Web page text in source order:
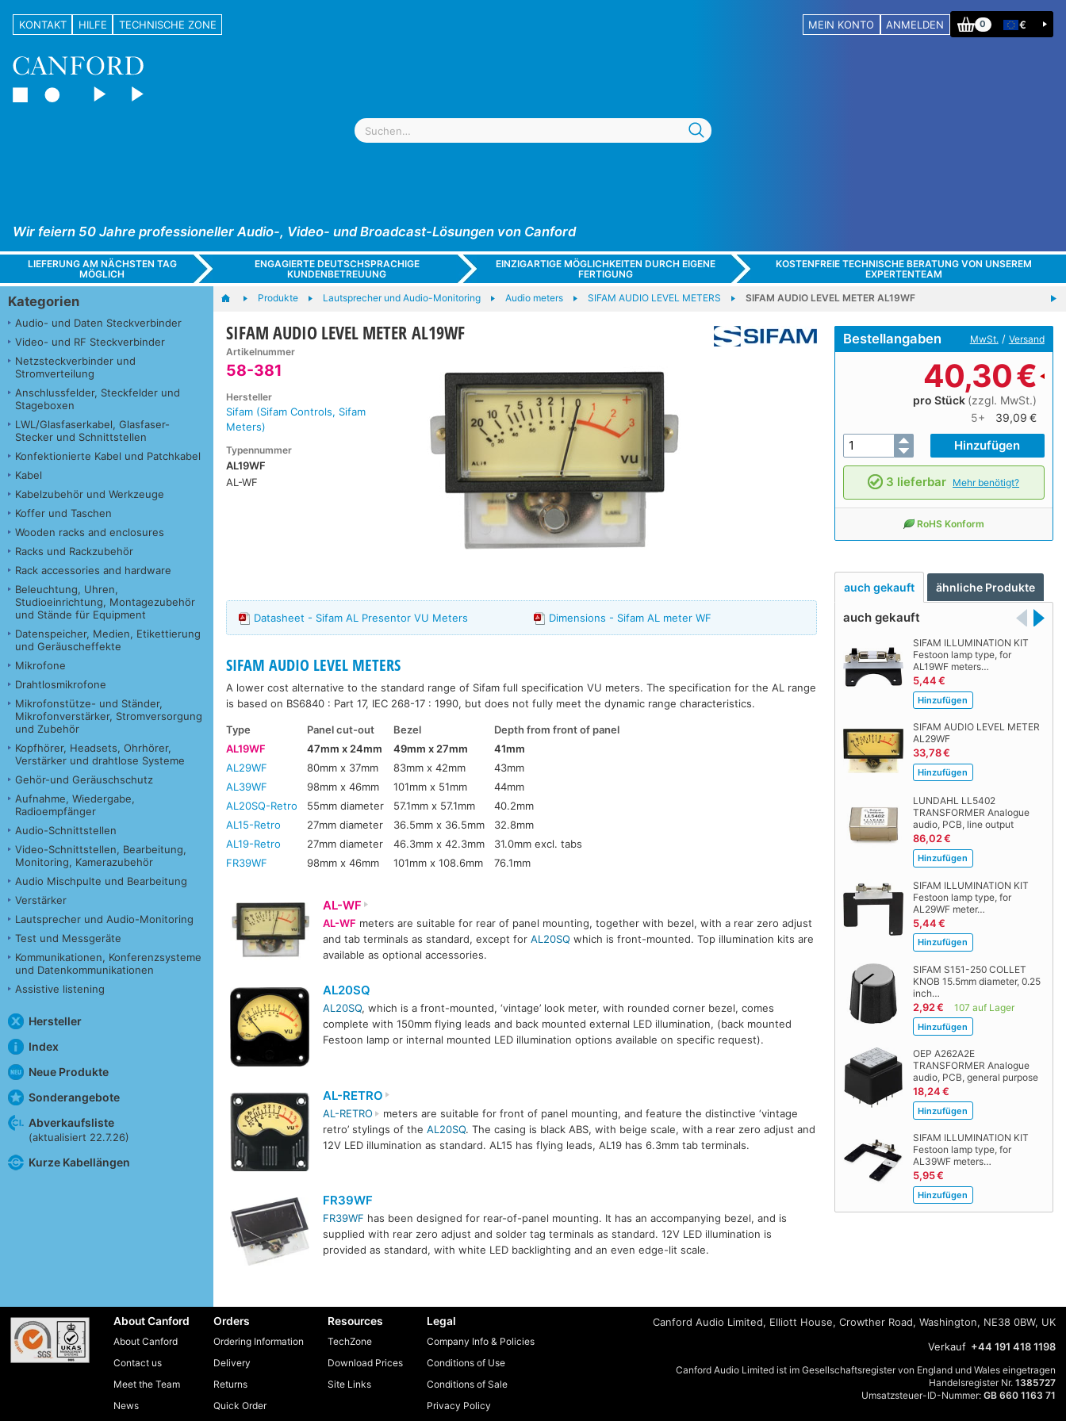
KONTAKT HILFE TECHNISCHE ZONE MEIN KONTO ANMELDEN 0 €
Wir feiern 50 Jahre professioneller Audio-, Video- und Broadcast-Lösungen von Canford
LIEFERUNG AM NÄCHSTEN TAG
MÖGLICH
ENGAGIERTE DEUTSCHSPRACHIGE
KUNDENBETREUUNG
EINZIGARTIGE MÖGLICHKEITEN DURCH EIGENE
FERTIGUNG
KOSTENFREIE TECHNISCHE BERATUNG VON UNSEREM
EXPERTENTEAM
Kategorien
Audio- und Daten Steckverbinder
Video- und RF Steckverbinder
Netzsteckverbinder und
Stromverteilung
Anschlussfelder, Steckfelder und
Stageboxen
LWL/Glasfaserkabel, Glasfaser-
Stecker und Schnittstellen
Konfektionierte Kabel und Patchkabel
Kabel
Kabelzubehör und Werkzeuge
Koffer und Taschen
Wooden racks and enclosures
Racks und Rackzubehör
Rack accessories and hardware
Beleuchtung, Uhren,
Studioeinrichtung, Montagezubehör
und Stände für Equipment
Datenspeicher, Medien, Etikettierung
und Geräuscheffekte
Mikrofone
Drahtlosmikrofone
Mikrofonstütze- und Ständer,
Mikrofonverstärker, Stromversorgung
und Zubehör
Kopfhörer, Headsets, Ohrhörer,
Verstärker und drahtlose Systeme
Gehör-und Geräuschschutz
Aufnahme, Wiedergabe,
Radioempfänger
Audio-Schnittstellen
Video-Schnittstellen, Bearbeitung,
Monitoring, Kamerazubehör
Audio Mischpulte und Bearbeitung
Verstärker
Lautsprecher und Audio-Monitoring
Test und Messgeräte
Kommunikationen, Konferenzsysteme
und Datenkommunikationen
Assistive listening
Hersteller
Index
Neue Produkte
Sonderangebote
Abverkaufsliste
(aktualisiert 22.7.26)
Kurze Kabellängen
Produkte Lautsprecher und Audio-Monitoring Audio meters SIFAM AUDIO LEVEL METERS SIFAM AUDIO LEVEL METER AL19WF
SIFAM AUDIO LEVEL METER AL19WF
Artikelnummer
58-381
Hersteller
Sifam (Sifam Controls, Sifam
Meters)
Typennummer
AL19WF
AL-WF
Bestellangaben MwSt. / Versand
40,30€
pro Stück (zzgl. MwSt.)
5+
39,09 €
3 lieferbar Mehr benötigt?
RoHS Konform
auch gekauft ähnliche Produkte
auch gekauft
SIFAM ILLUMINATION KIT
Festoon lamp type, for
AL19WF meters…
5,44 €
SIFAM AUDIO LEVEL METER
AL29WF
33,78 €
LUNDAHL LL5402
TRANSFORMER Analogue
audio, PCB, line output
86,02 €
SIFAM ILLUMINATION KIT
Festoon lamp type, for
AL29WF meter…
5,44 €
SIFAM S151-250 COLLET
KNOB 15.5mm diameter, 0.25
inch…
2,92 € 107 auf Lager
OEP A262A2E
TRANSFORMER Analogue
audio, PCB, general purpose
18,24 €
SIFAM ILLUMINATION KIT
Festoon lamp type, for
AL39WF meters…
5,95 €
Datasheet - Sifam AL Presentor VU Meters Dimensions - Sifam AL meter WF
SIFAM AUDIO LEVEL METERS
A lower cost alternative to the standard range of Sifam full specification VU meters. The specification for the AL range
is based on BS6840 : Part 17, IEC 268-17 : 1990, but does not fully meet the dynamic range characteristics.
Type Panel cut-out Bezel
Depth from front of panel
AL19WF
47mm x 24mm 49mm x 27mm
41mm
AL29WF
80mm x 37mm 83mm x 42mm
43mm
AL39WF
98mm x 46mm 101mm x 51mm
44mm
AL20SQ-Retro
55mm diameter 57.1mm x 57.1mm
40.2mm
AL15-Retro
27mm diameter 36.5mm x 36.5mm
32.8mm
AL19-Retro
27mm diameter 46.3mm x 42.3mm
31.0mm excl. tabs
FR39WF
98mm x 46mm 101mm x 108.6mm 76.1mm
AL-WF
AL-WF meters are suitable for rear of panel mounting, together with bezel, with a rear zero adjust
and tab terminals as standard, except for AL20SQ which is front-mounted. Top illumination kits are
available as optional accessories.
AL20SQ
AL20SQ, which is a front-mounted, ‘vintage’ look meter, with rounded corner bezel, comes
complete with 150mm flying leads and back mounted external LED illumination, (back mounted
Festoon lamp or internal mounted LED illumination options available on specific request).
AL-RETRO
AL-RETRO
meters are suitable for front of panel mounting, and feature the distinctive ‘vintage
retro’ stylings of the AL20SQ. The casing is black ABS, with beige scale, with a rear zero adjust and
12V LED illumination as standard. AL15 has flying leads, AL19 has 6.3mm tab terminals.
FR39WF
FR39WF has been designed for rear-of-panel mounting. It has an accompanying bezel, and is
supplied with rear zero adjust and solder tag terminals as standard. 12V LED illumination is
provided as standard, with white LED backlighting and an even edge-lit scale.
About Canford
About Canford
Contact us
Meet the Team
News
Orders
Ordering Information
Delivery
Returns
Quick Order
Resources
TechZone
Download Prices
Site Links
Legal
Company Info & Policies
Conditions of Use
Conditions of Sale
Privacy Policy
Canford Audio Limited, Elliott House, Crowther Road, Washington, NE38 0BW, UK
Verkauf +44 191 418 1198
Canford Audio Limited ist im Gesellschaftsregister von England und Wales eingetragen
Handelsregister Nr. 1385727
Umsatzsteuer-ID-Nummer: GB 660 1163 71